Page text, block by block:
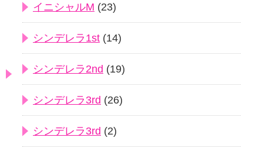
イニシャルM (23)
シンデレラ1st (14)
シンデレラ2nd (19)
シンデレラ3rd (26)
シンデレラ3rd (2)